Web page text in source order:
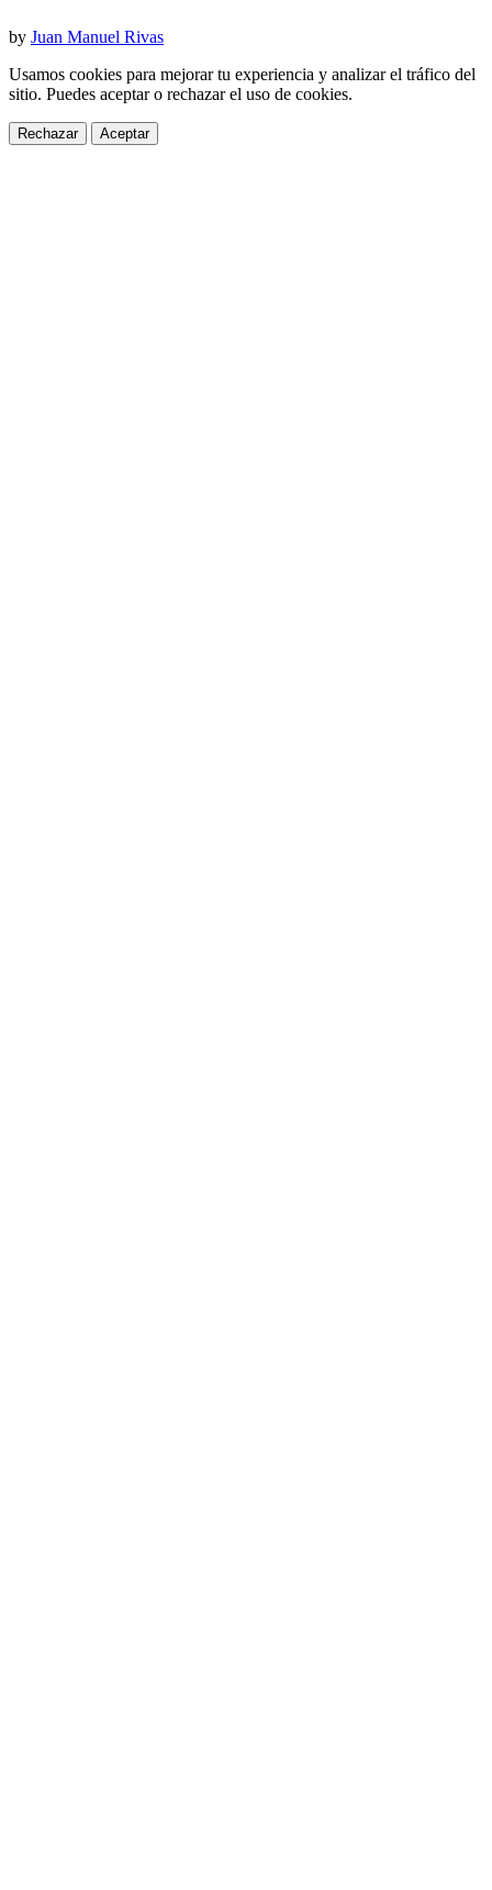
by Juan Manuel Rivas
Usamos cookies para mejorar tu experiencia y analizar el tráfico del
sitio. Puedes aceptar o rechazar el uso de cookies.
Rechazar Aceptar